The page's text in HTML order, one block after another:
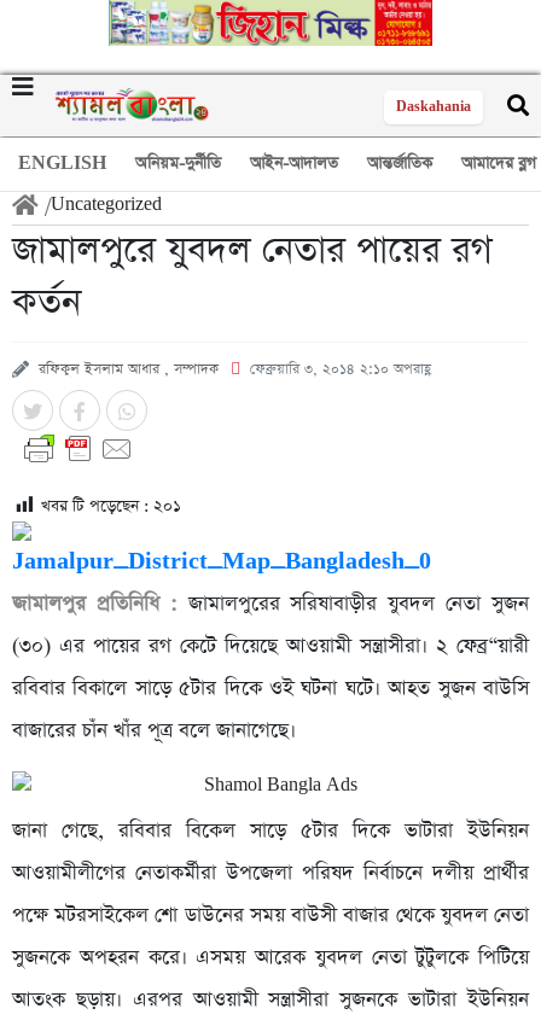
Daskahania
ENGLISH অনিয়ম-দুর্নীতি আইন-আদালত আন্তর্জাতিক আমাদের ব্লগ
/Uncategorized
জামালপুরে যুবদল নেতার পায়ের রগ
কর্তন
রফিকুল ইসলাম আধার , সম্পাদক ফেব্রুয়ারি ৩, ২০১৪ ২:১০ অপরাহ্ণ
খবর টি পড়েছেন : ২০১
জামালপুর প্রতিনিধি : জামালপুরের সরিষাবাড়ীর যুবদল নেতা সুজন
(৩০) এর পায়ের রগ কেটে দিয়েছে আওয়ামী সন্ত্রাসীরা। ২ ফেব্র“য়ারী
রবিবার বিকালে সাড়ে ৫টার দিকে ওই ঘটনা ঘটে। আহত সুজন বাউসি
বাজারের চাঁন খাঁর পূত্র বলে জানাগেছে।
জানা গেছে, রবিবার বিকেল সাড়ে ৫টার দিকে ভাটারা ইউনিয়ন
আওয়ামীলীগের নেতাকর্মীরা উপজেলা পরিষদ নির্বাচনে দলীয় প্রার্থীর
পক্ষে মটরসাইকেল শো ডাউনের সময় বাউসী বাজার থেকে যুবদল নেতা
সুজনকে অপহরন করে। এসময় আরেক যুবদল নেতা টুটুলকে পিটিয়ে
আতংক ছড়ায়। এরপর আওয়ামী সন্ত্রাসীরা সুজনকে ভাটারা ইউনিয়ন